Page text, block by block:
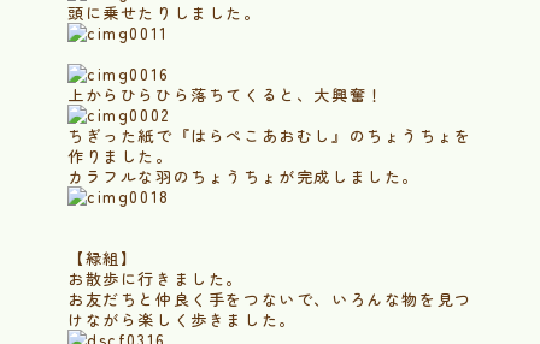
頭に乗せたりしました。
上からひらひら落ちてくると、大興奮！
ちぎった紙で『はらぺこあおむし』のちょうちょを
作りました。
カラフルな羽のちょうちょが完成しました。
【緑組】
お散歩に行きました。
お友だちと仲良く手をつないで、いろんな物を見つ
けながら楽しく歩きました。